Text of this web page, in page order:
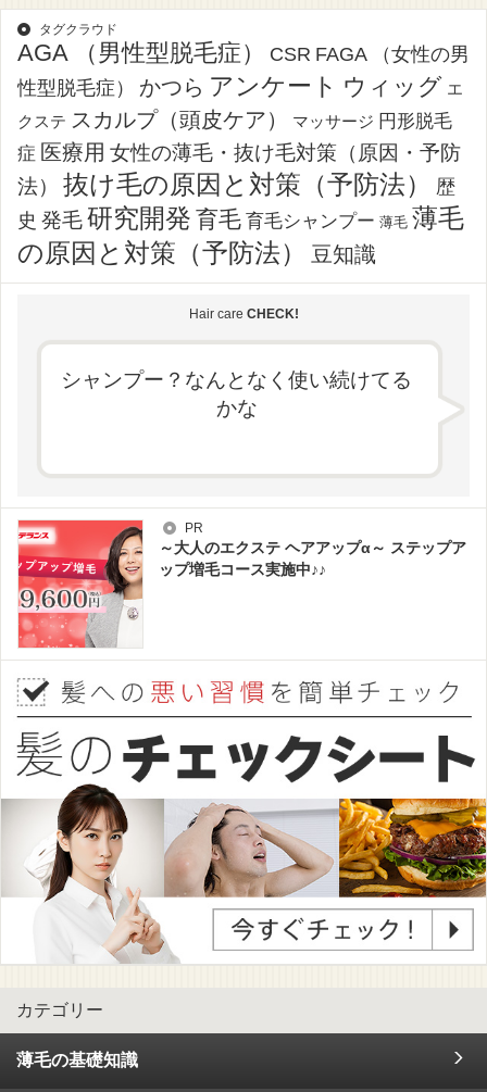
タグクラウド
AGA （男性型脱毛症） CSR FAGA （女性の男
性型脱毛症）
かつら アンケート ウィッグ エ
クステ スカルプ（頭皮ケア） マッサージ 円形脱毛
症 医療用 女性の薄毛・抜け毛対策（原因・予防
法）
抜け毛の原因と対策（予防法）
歴
史 発毛研究開発 育毛 育毛シャンプー 薄毛 薄毛
の原因と対策（予防法）
豆知識
Hair care CHECK!
シャンプー？なんとなく使い続けてる
かな
PR
～大人のエクステ ヘアアップα～ ステップア
ップ増毛コース実施中♪♪
カテゴリー
薄毛の基礎知識